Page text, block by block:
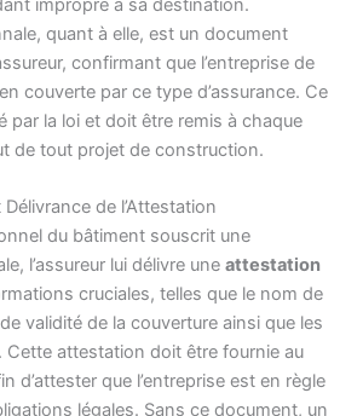
impropre à sa destination.
quant à elle, est un document
confirmant que l’entreprise de
couverte par ce type d’assurance. Ce
par la loi et doit être remis à chaque
de tout projet de construction.
de l’Attestation
du bâtiment souscrit une
l’assureur lui délivre une attestation
cruciales, telles que le nom de
validité de la couverture ainsi que les
Cette attestation doit être fournie au
d’attester que l’entreprise est en règle
légales. Sans ce document, un